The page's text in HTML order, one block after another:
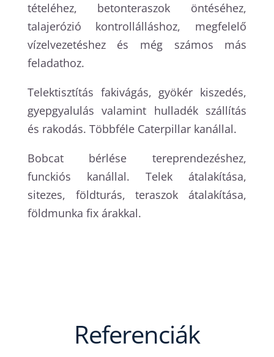
tételéhez, betonteraszok öntéséhez,
talajerózió kontrollálláshoz, megfelelő
vízelvezetéshez és még számos más
feladathoz.
Telektisztítás fakivágás, gyökér kiszedés,
gyepgyalulás valamint hulladék szállítás
és rakodás. Többféle Caterpillar kanállal.
Bobcat bérlése tereprendezéshez,
funckiós kanállal. Telek átalakítása,
sitezes, földturás, teraszok átalakítása,
földmunka fix árakkal.
Referenciák